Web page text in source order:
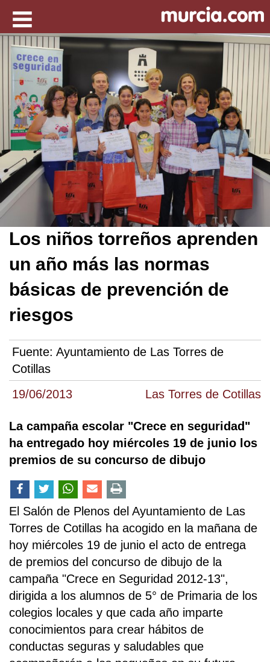
19/06/2013 Las Torres de Cotillas
Los niños torreños aprenden
un año más las normas
básicas de prevención de
riesgos
Fuente: Ayuntamiento de Las Torres de
Cotillas
La campaña escolar "Crece en seguridad"
ha entregado hoy miércoles 19 de junio los
premios de su concurso de dibujo
El Salón de Plenos del Ayuntamiento de Las
Torres de Cotillas ha acogido en la mañana de
hoy miércoles 19 de junio el acto de entrega
de premios del concurso de dibujo de la
campaña "Crece en Seguridad 2012-13",
dirigida a los alumnos de 5° de Primaria de los
colegios locales y que cada año imparte
conocimientos para crear hábitos de
conductas seguras y saludables que